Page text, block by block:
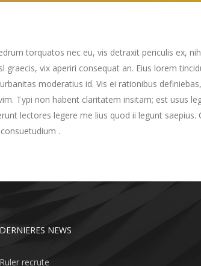
torquatos nec eu, vis detraxit periculis ex,
graecis, vix aperiri consequat an. Eius lorem
moderatius id. Vis ei rationibus
Typi non habent claritatem insitam; est usus
lectores legere me lius quod ii legunt
.
DERNIERES NEWS
Ruler recrute